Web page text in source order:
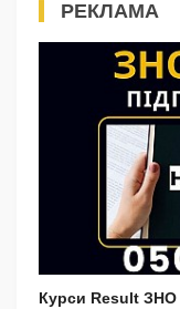
РЕКЛАМА
Курси Result ЗНО